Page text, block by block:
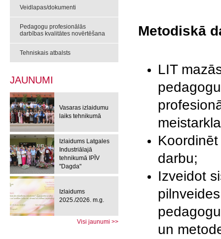
Veidlapas/dokumenti
Pedagogu profesionālās
darbības kvalitātes novērtēšana
Tehniskais atbalsts
JAUNUMI
Vasaras izlaidumu
laiks tehnikumā
Izlaidums Latgales
Industriālajā
tehnikumā IPĪV
"Dagda"
Izlaidums
2025./2026. m.g.
Visi jaunumi >>
Metodiskā
LIT
darbu;
Izveidot
un